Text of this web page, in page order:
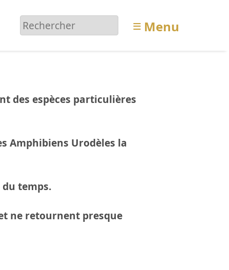
≡ Menu
des espèces particulières
Amphibiens Urodèles la
temps.
ne retournent presque